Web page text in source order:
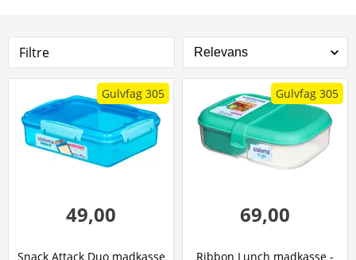
Filtre
Gulvfag 305
49,00
Snack Attack Duo madkasse
Gulvfag 305
69,00
Ribbon Lunch madkasse -